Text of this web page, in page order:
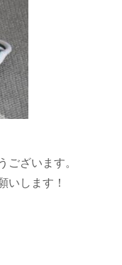
ございます。
いします！